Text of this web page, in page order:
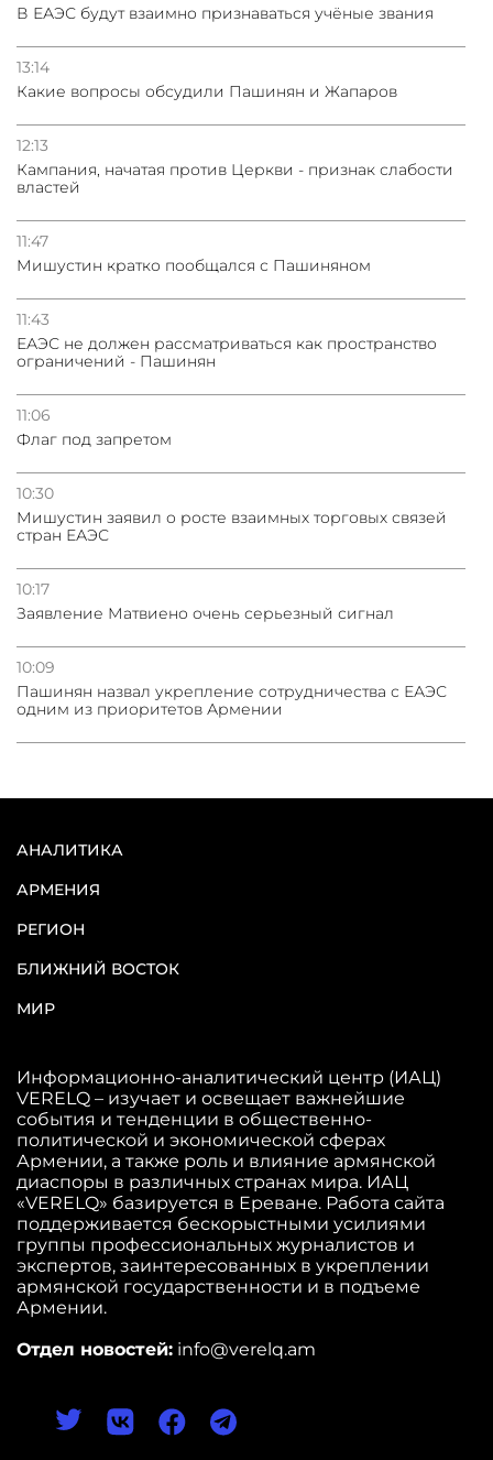
В ЕАЭС будут взаимно признаваться учёные звания
13:14
Какие вопросы обсудили Пашинян и Жапаров
12:13
Кампания, начатая против Церкви - признак слабости
властей
11:47
Мишустин кратко пообщался с Пашиняном
11:43
ЕАЭС не должен рассматриваться как пространство
ограничений - Пашинян
11:06
Флаг под запретом
10:30
Мишустин заявил о росте взаимных торговых связей
стран ЕАЭС
10:17
Заявление Матвиено очень серьезный сигнал
10:09
Пашинян назвал укрепление сотрудничества с ЕАЭС
одним из приоритетов Армении
АНАЛИТИКА
АРМЕНИЯ
РЕГИОН
БЛИЖНИЙ ВОСТОК
МИР
Информационно-аналитический центр (ИАЦ)
VERELQ – изучает и освещает важнейшие
события и тенденции в общественно-
политической и экономической сферах
Армении, а также роль и влияние армянской
диаспоры в различных странах мира. ИАЦ
«VERELQ» базируется в Ереване. Работа сайта
поддерживается бескорыстными усилиями
группы профессиональных журналистов и
экспертов, заинтересованных в укреплении
армянской государственности и в подъеме
Армении.
Отдел новостей: info@verelq.am